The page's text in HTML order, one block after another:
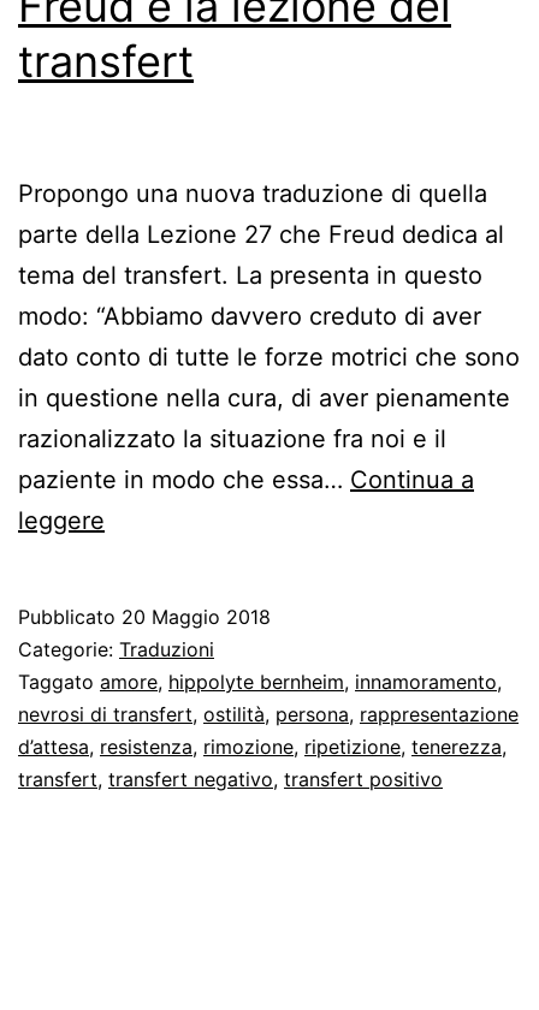
transfert
Propongo una nuova traduzione di quella
parte della Lezione 27 che Freud dedica al
tema del transfert. La presenta in questo
modo: “Abbiamo davvero creduto di aver
dato conto di tutte le forze motrici che sono
in questione nella cura, di aver pienamente
razionalizzato la situazione fra noi e il
paziente in modo che essa… Continua a
leggere
lezione
del
transfert
Pubblicato 20 Maggio 2018
Categorie: Traduzioni
Taggato amore, hippolyte bernheim, innamoramento,
nevrosi di transfert, ostilità, persona, rappresentazione
d’attesa, resistenza, rimozione, ripetizione, tenerezza,
transfert, transfert negativo, transfert positivo